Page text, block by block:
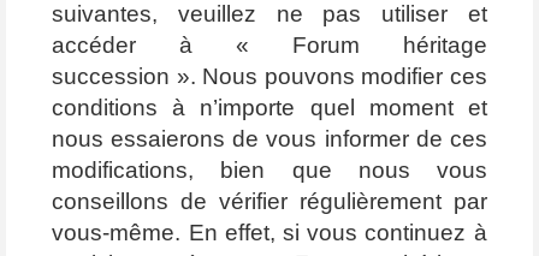
suivantes, veuillez ne pas utiliser et
accéder à « Forum héritage
succession ». Nous pouvons modifier ces
conditions à n’importe quel moment et
nous essaierons de vous informer de ces
modifications, bien que nous vous
conseillons de vérifier régulièrement par
vous-même. En effet, si vous continuez à